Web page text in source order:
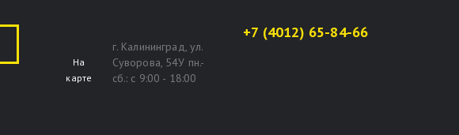
На
карте
г. Калининград, ул.
Суворова, 54У пн.-
сб.: с 9:00 - 18:00
+7 (4012) 65-84-66